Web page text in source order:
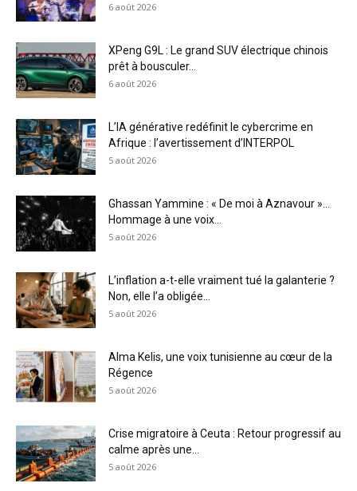
6 août 2026
XPeng G9L : Le grand SUV électrique chinois
prêt à bousculer...
6 août 2026
L’IA générative redéfinit le cybercrime en
Afrique : l’avertissement d’INTERPOL
5 août 2026
Ghassan Yammine : « De moi à Aznavour »…
Hommage à une voix...
5 août 2026
L’inflation a-t-elle vraiment tué la galanterie ?
Non, elle l’a obligée...
5 août 2026
Alma Kelis, une voix tunisienne au cœur de la
Régence
5 août 2026
Crise migratoire à Ceuta : Retour progressif au
calme après une...
5 août 2026